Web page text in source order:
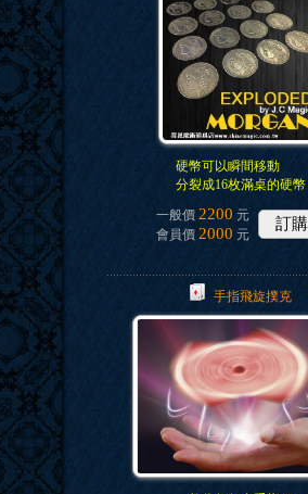
硬幣可以瞬間移動
分裂成16枚滿桌的硬幣
一般價 2200 元
會員價 2000 元
訂購
手指飛旋撲克